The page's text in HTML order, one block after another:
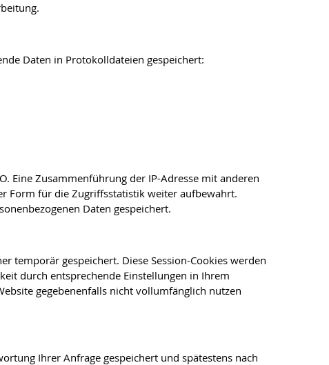
Daten in Protokolldateien gespeichert:
Eine Zusammenführung der IP-Adresse mit anderen
Form für die Zugriffsstatistik weiter aufbewahrt.
Daten gespeichert.
temporär gespeichert. Diese Session-Cookies werden
durch entsprechende Einstellungen in Ihrem
gegebenenfalls nicht vollumfänglich nutzen
Ihrer Anfrage gespeichert und spätestens nach